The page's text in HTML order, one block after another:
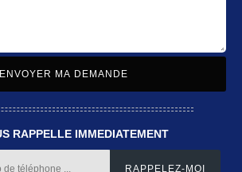
RAPPELLE IMMEDIATEMENT